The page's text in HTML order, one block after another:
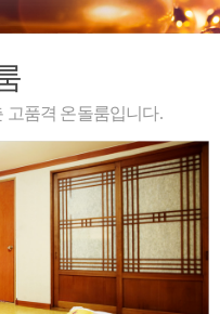
고품격 온돌룸입니다.